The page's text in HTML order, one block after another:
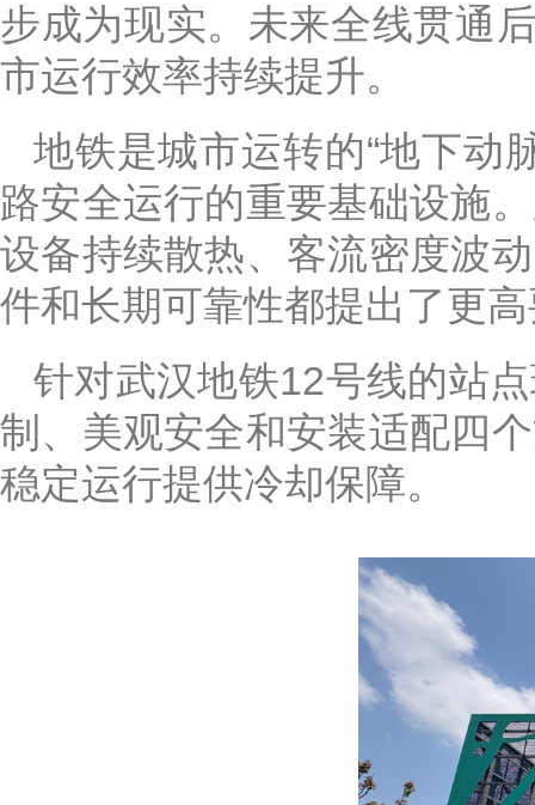
步成为现实。未来全线贯通
市运行效率持续提升。
地铁是城市运转的“地下动
路安全运行的重要基础设施
设备持续散热、客流密度波
件和长期可靠性都提出了更
针对武汉地铁12号线的站
制、美观安全和安装适配四
稳定运行提供冷却保障。